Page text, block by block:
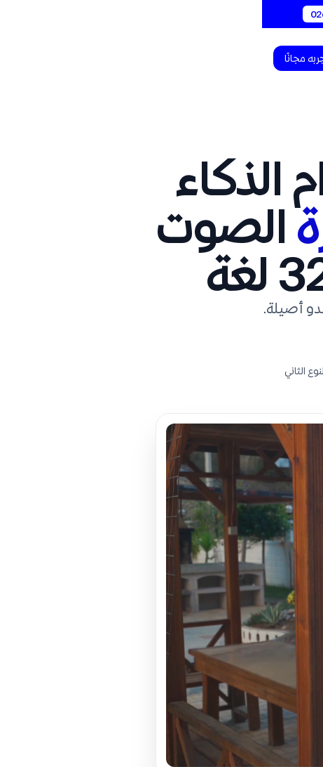
مجانًا
الصوت
الثاني